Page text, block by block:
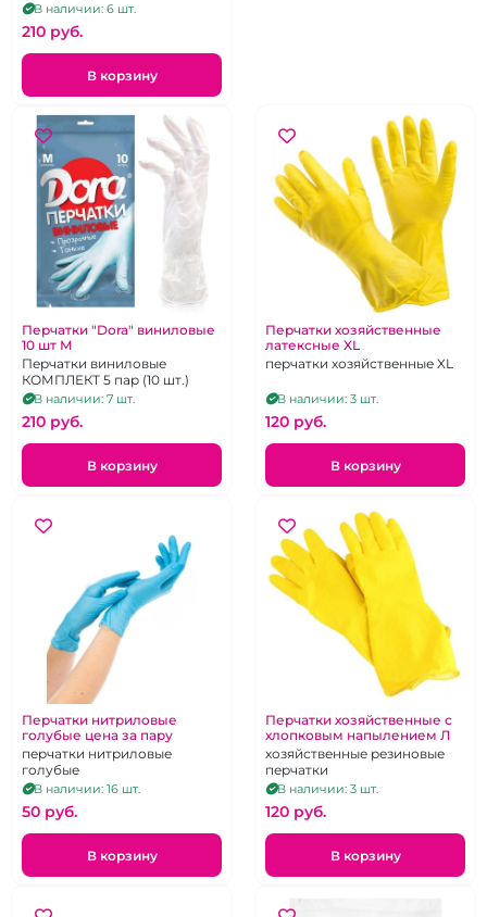
В наличии: 6 шт.
210 pуб.
В корзину
Перчатки "Dora" виниловые
10 шт М
Перчатки виниловые
КОМПЛЕКТ 5 пар (10 шт.)
В наличии: 7 шт.
210 pуб.
В корзину
Перчатки хозяйственные
латексные XL
перчатки хозяйственные XL
В наличии: 3 шт.
120 pуб.
В корзину
Перчатки нитриловые
голубые цена за пару
перчатки нитриловые
голубые
В наличии: 16 шт.
50 pуб.
В корзину
Перчатки хозяйственные с
хлопковым напылением Л
хозяйственные резиновые
перчатки
В наличии: 3 шт.
120 pуб.
В корзину